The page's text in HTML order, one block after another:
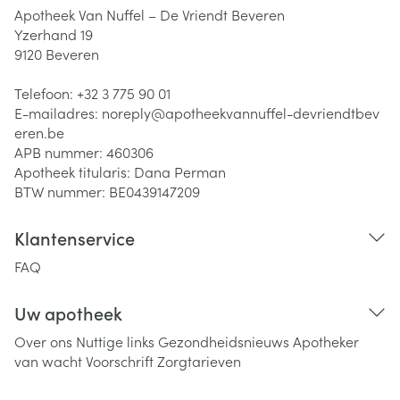
Apotheek Van Nuffel – De Vriendt Beveren
Yzerhand 19
9120 Beveren
Telefoon: +32 3 775 90 01
E-mailadres: noreply@apotheekvannuffel-devriendtbev
eren.be
APB nummer: 460306
Apotheek titularis: Dana Perman
BTW nummer: BE0439147209
Klantenservice
FAQ
Uw apotheek
Over ons Nuttige links Gezondheidsnieuws Apotheker
van wachtVoorschriftZorgtarieven